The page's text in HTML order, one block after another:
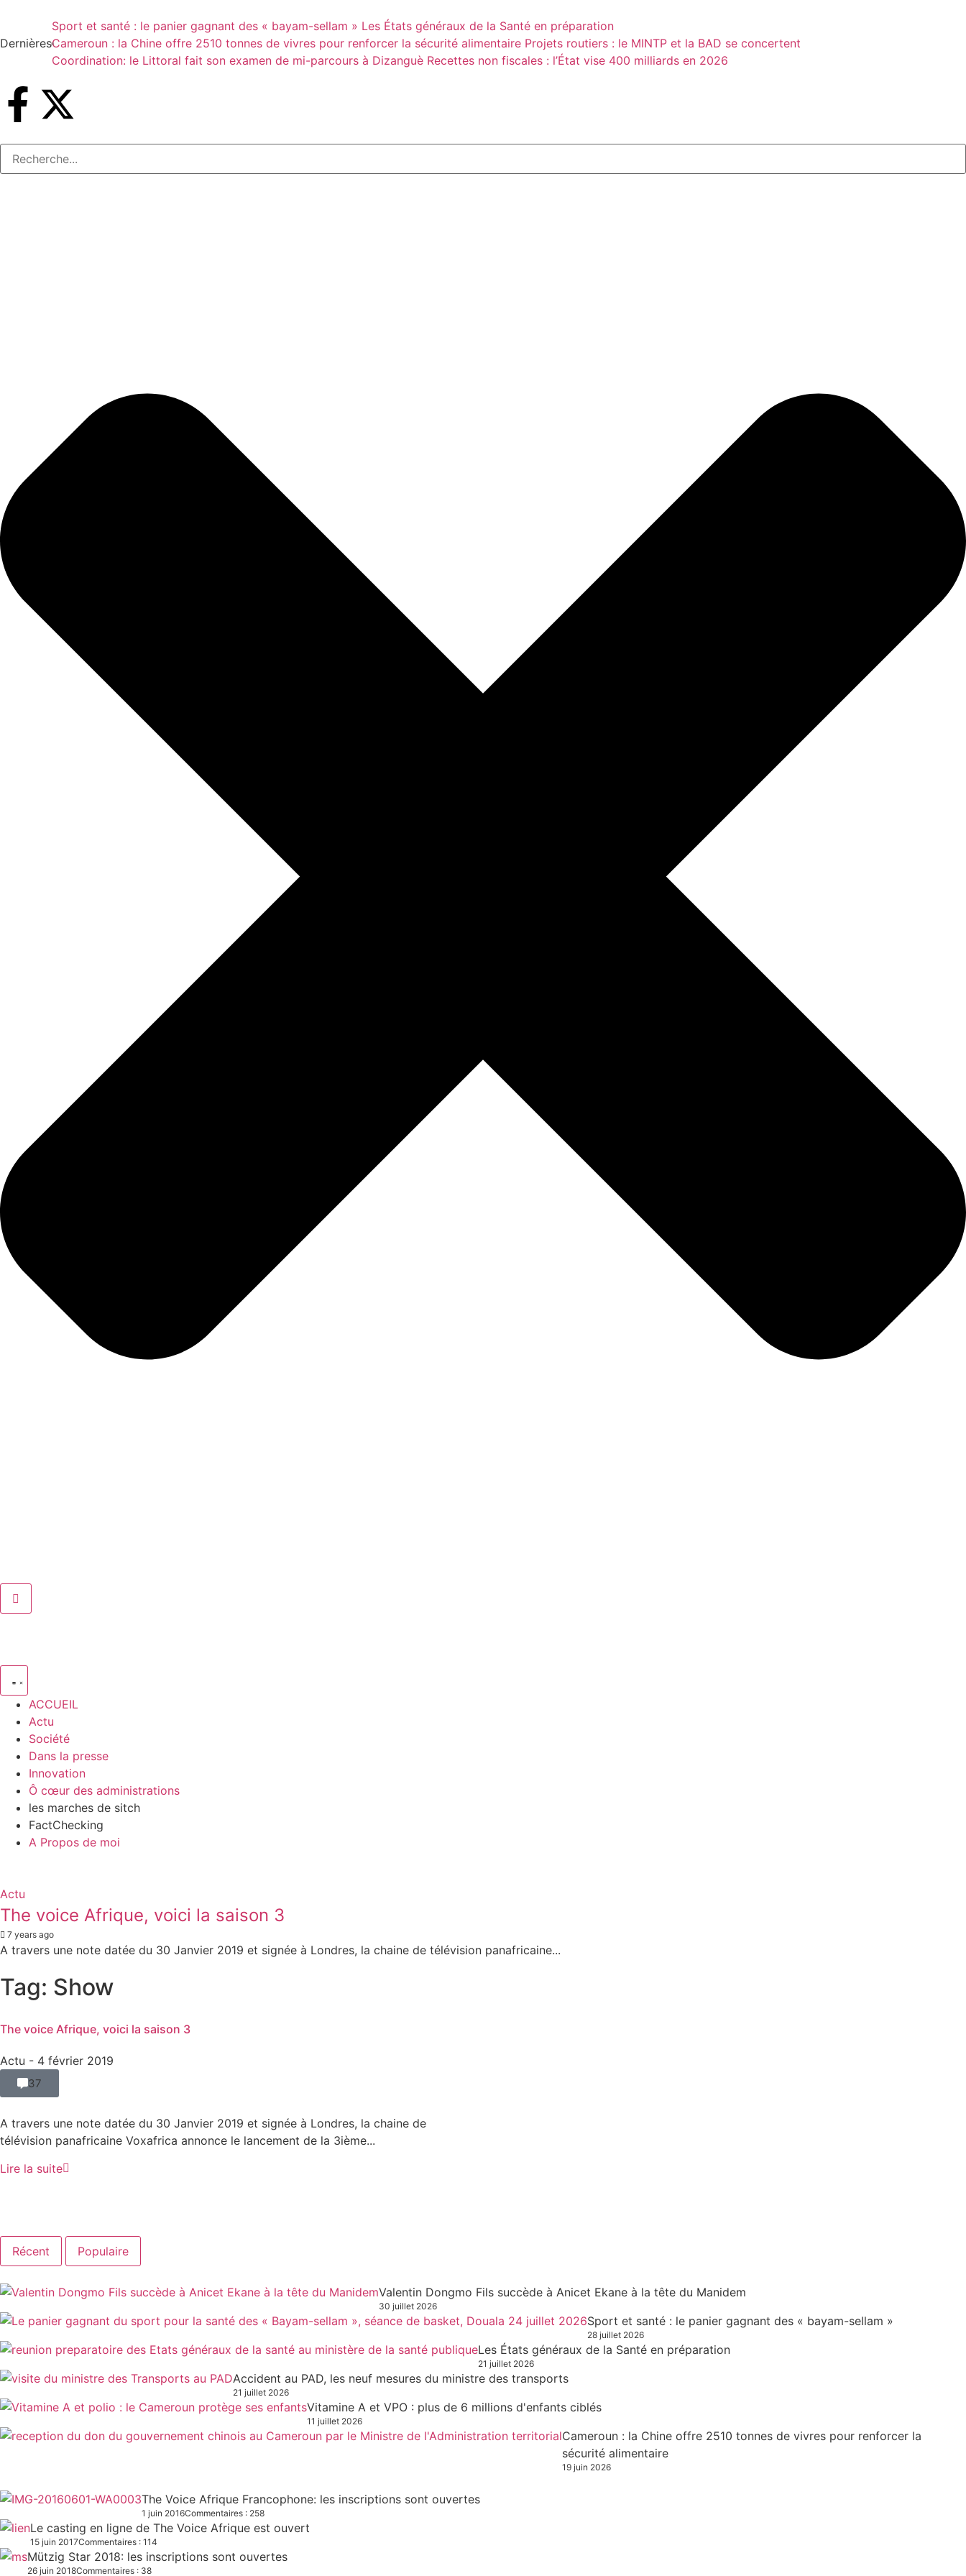
Dernières
Sport et santé : le panier gagnant des « bayam-sellam » Les États généraux de la Santé en préparation
Cameroun : la Chine offre 2510 tonnes de vivres pour renforcer la sécurité alimentaire Projets routiers : le MINTP et la BAD se concertent
Coordination: le Littoral fait son examen de mi-parcours à Dizanguè Recettes non fiscales : l’État vise 400 milliards en 2026
ACCUEIL
Actu
Société
Dans la presse
Innovation
Ô cœur des administrations
les marches de sitch
FactChecking
A Propos de moi
Actu
The voice Afrique, voici la saison 3
7 years ago
A travers une note datée du 30 Janvier 2019 et signée à Londres, la chaine de télévision panafricaine...
Tag: Show
The voice Afrique, voici la saison 3
Actu - 4 février 2019
37
A travers une note datée du 30 Janvier 2019 et signée à Londres, la chaine de
télévision panafricaine Voxafrica annonce le lancement de la 3ième...
Lire la suite
Récent Populaire
Valentin Dongmo Fils succède à Anicet Ekane à la tête du Manidem
30 juillet 2026
Sport et santé : le panier gagnant des « bayam-sellam »
28 juillet 2026
Les États généraux de la Santé en préparation
21 juillet 2026
Accident au PAD, les neuf mesures du ministre des transports
21 juillet 2026
Vitamine A et VPO : plus de 6 millions d'enfants ciblés
11 juillet 2026
Cameroun : la Chine offre 2510 tonnes de vivres pour renforcer la
sécurité alimentaire
19 juin 2026
The Voice Afrique Francophone: les inscriptions sont ouvertes
1 juin 2016Commentaires : 258
Le casting en ligne de The Voice Afrique est ouvert
15 juin 2017Commentaires : 114
Mützig Star 2018: les inscriptions sont ouvertes
26 juin 2018Commentaires : 38